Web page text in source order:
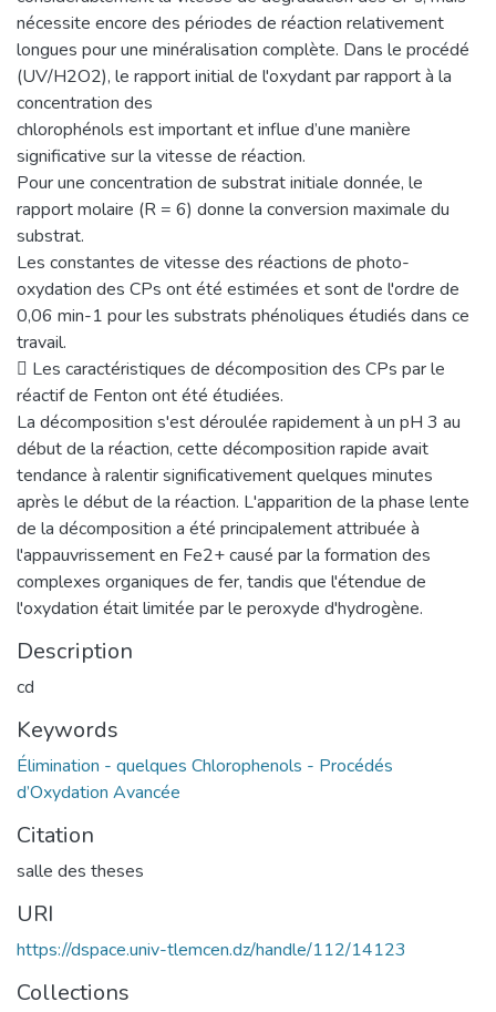
nécessite encore des périodes de réaction relativement
longues pour une minéralisation complète. Dans le procédé
(UV/H2O2), le rapport initial de l'oxydant par rapport à la
concentration des
chlorophénols est important et influe d’une manière
significative sur la vitesse de réaction.
Pour une concentration de substrat initiale donnée, le
rapport molaire (R = 6) donne la conversion maximale du
substrat.
Les constantes de vitesse des réactions de photo-
oxydation des CPs ont été estimées et sont de l'ordre de
0,06 min-1 pour les substrats phénoliques étudiés dans ce
travail.
 Les caractéristiques de décomposition des CPs par le
réactif de Fenton ont été étudiées.
La décomposition s'est déroulée rapidement à un pH 3 au
début de la réaction, cette décomposition rapide avait
tendance à ralentir significativement quelques minutes
après le début de la réaction. L'apparition de la phase lente
de la décomposition a été principalement attribuée à
l'appauvrissement en Fe2+ causé par la formation des
complexes organiques de fer, tandis que l'étendue de
l'oxydation était limitée par le peroxyde d'hydrogène.
Description
cd
Keywords
Élimination - quelques Chlorophenols - Procédés
d’Oxydation Avancée
Citation
salle des theses
URI
https://dspace.univ-tlemcen.dz/handle/112/14123
Collections